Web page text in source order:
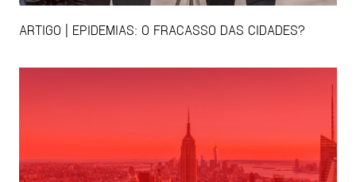
ARTIGO | EPIDEMIAS: O FRACASSO DAS CIDADES?